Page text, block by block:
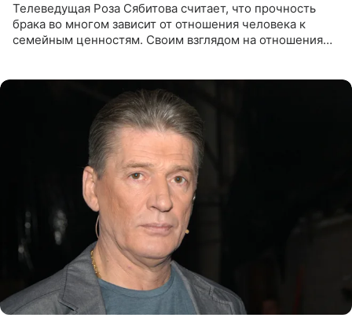
Телеведущая Роза Сябитова считает, что прочность
брака во многом зависит от отношения человека к
семейным ценностям. Своим взглядом на отношения